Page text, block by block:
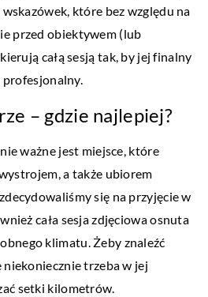
które bez względu na
przed obiektywem (lub
całą sesją tak, by jej finalny
profesjonalny.
– gdzie najlepiej?
ważne jest miejsce, które
a także ubiorem
się na przyjęcie w
cała sesja zdjęciowa osnuta
klimatu. Żeby znaleźć
trzeba w jej
setki kilometrów.